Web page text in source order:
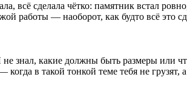
сделала чётко: памятник встал
работы — наоборот, как будто всё это
знал, какие должны быть размеры или
в такой тонкой теме тебя не грузят,